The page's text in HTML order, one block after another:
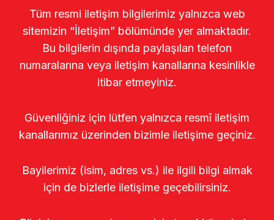
Tüm resmi iletişim bilgilerimiz yalnızca web
sitemizin “İletişim” bölümünde yer almaktadır.
Bu bilgilerin dışında paylaşılan telefon
numaralarına veya iletişim kanallarına kesinlikle
itibar etmeyiniz.
Güvenliğiniz için lütfen yalnızca resmî iletişim
kanallarımız üzerinden bizimle iletişime geçiniz.
Bayilerimiz (isim, adres vs.) ile ilgili bilgi almak
için de bizlerle iletişime geçebilirsiniz.